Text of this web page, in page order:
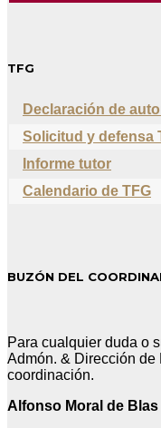
TFG
Declaración de
Solicitud y defensa
Informe tutor
Calendario de TFG
BUZÓN DEL
Para cualquier duda o
Admón. & Dirección de
coordinación.
Alfonso Moral de Blas